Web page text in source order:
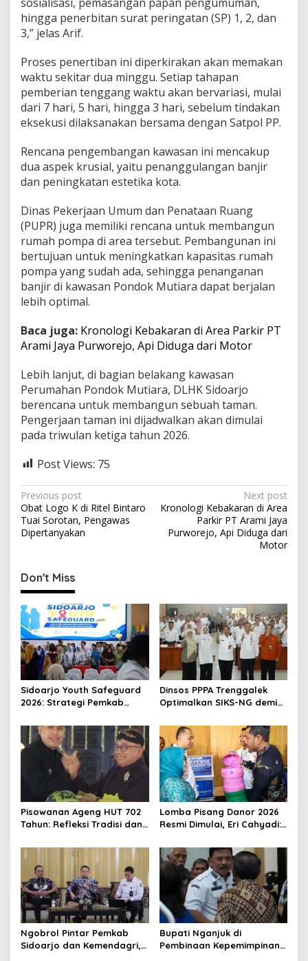
hingga penerbitan surat peringatan (SP) 1, 2, dan
3,” jelas Arif.
Proses penertiban ini diperkirakan akan memakan
waktu sekitar dua minggu. Setiap tahapan
pemberian tenggang waktu akan bervariasi, mulai
dari 7 hari, 5 hari, hingga 3 hari, sebelum tindakan
eksekusi dilaksanakan bersama dengan Satpol PP.
Rencana pengembangan kawasan ini mencakup
dua aspek krusial, yaitu penanggulangan banjir
dan peningkatan estetika kota.
Dinas Pekerjaan Umum dan Penataan Ruang
(PUPR) juga memiliki rencana untuk membangun
rumah pompa di area tersebut. Pembangunan ini
bertujuan untuk meningkatkan kapasitas rumah
pompa yang sudah ada, sehingga penanganan
banjir di kawasan Pondok Mutiara dapat berjalan
lebih optimal.
Baca juga: Kronologi Kebakaran di Area Parkir PT
Arami Jaya Purworejo, Api Diduga dari Motor
Lebih lanjut, di bagian belakang kawasan
Perumahan Pondok Mutiara, DLHK Sidoarjo
berencana untuk membangun sebuah taman.
Pengerjaan taman ini dijadwalkan akan dimulai
pada triwulan ketiga tahun 2026.
Post Views: 75
P
o
s
n
a
v
i
g
a
t
i
o
n
Previous post
Obat Logo K di Ritel Bintaro
Tuai Sorotan, Pengawas
Dipertanyakan
Next post
Kronologi Kebakaran di Area
Parkir PT Arami Jaya
Purworejo, Api Diduga dari
Motor
Don't Miss
Sidoarjo Youth Safeguard
2026: Strategi Pemkab
Dini
Dinsos PPPA Trenggalek
Optimalkan SIKS-NG demi
Pisowanan Ageng HUT 702
Tahun: Refleksi Tradisi dan
Lomba Pisang Danor 2026
Resmi Dimulai, Eri Cahyadi:
Ngobrol Pintar Pemkab
Sidoarjo dan Kemendagri,
Bupati Nganjuk di
Pembinaan Kepemimpinan